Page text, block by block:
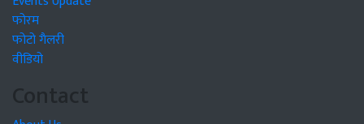
फोरम
फोटो गैलरी
वीडियो
Contact